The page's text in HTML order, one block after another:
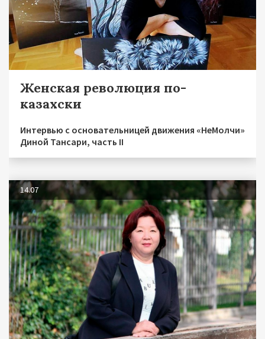
Женская революция по-
казахски
Интервью с основательницей движения «НеМолчи»
Диной Тансари, часть II
14.07